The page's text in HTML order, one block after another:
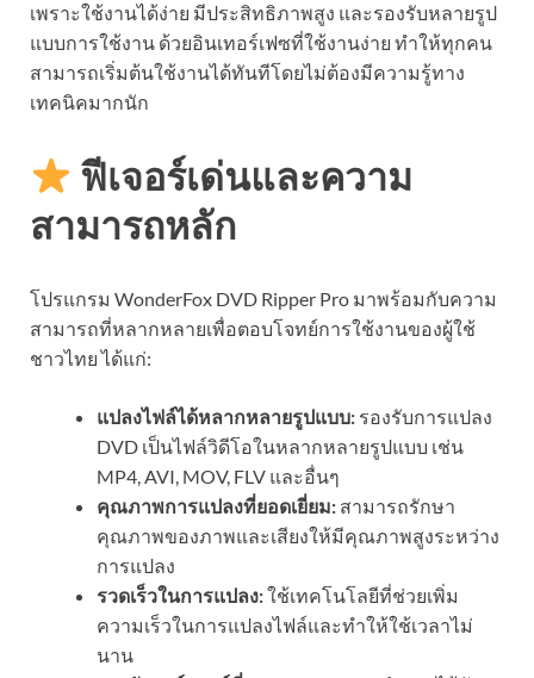
เพราะใช้งานได้ง่าย มีประสิทธิภาพสูง และรองรับหลายรูป
แบบการใช้งาน ด้วยอินเทอร์เฟซที่ใช้งานง่าย ทำให้ทุกคน
สามารถเริ่มต้นใช้งานได้ทันทีโดยไม่ต้องมีความรู้ทาง
เทคนิคมากนัก
ฟีเจอร์เด่นและความ
สามารถหลัก
โปรแกรม WonderFox DVD Ripper Pro มาพร้อมกับความ
สามารถที่หลากหลายเพื่อตอบโจทย์การใช้งานของผู้ใช้
ชาวไทย ได้แก่:
แปลงไฟล์ได้หลากหลายรูปแบบ: รองรับการแปลง
DVD เป็นไฟล์วิดีโอในหลากหลายรูปแบบ เช่น
MP4, AVI, MOV, FLV และอื่นๆ
คุณภาพการแปลงที่ยอดเยี่ยม: สามารถรักษา
คุณภาพของภาพและเสียงให้มีคุณภาพสูงระหว่าง
การแปลง
รวดเร็วในการแปลง:ใช้เทคโนโลยีที่ช่วยเพิ่ม
ความเร็วในการแปลงไฟล์และทำให้ใช้เวลาไม่
นาน